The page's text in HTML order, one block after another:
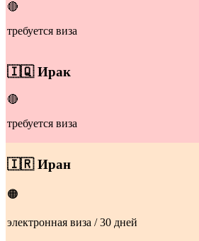
🔴
требуется виза
🇮🇶Ирак
🔴
требуется виза
🇮🇷Иран
🟠
электронная виза / 30 дней